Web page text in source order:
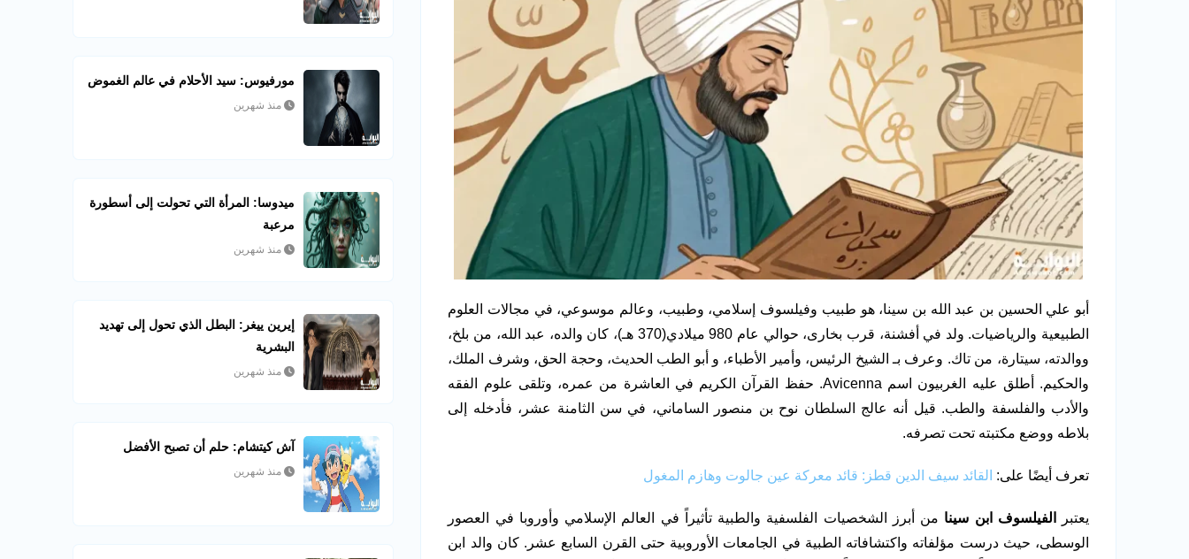
أبو علي الحسين بن عبد الله بن سينا، هو طبيب وفيلسوف إسلامي، وطبيب، وعالم موسوعي، في مجالات العلوم
الطبيعية والرياضيات. ولد في أفشنة، قرب بخارى، حوالي عام 980 ميلادي(370 هـ)، كان والده، عبد الله، من بلخ،
ووالدته، سيتارة، من تاك. وعرف بـ الشيخ الرئيس، وأمير الأطباء، و أبو الطب الحديث، وحجة الحق، وشرف الملك،
والحكيم. أطلق عليه الغربيون اسم Avicenna. حفظ القرآن الكريم في العاشرة من عمره، وتلقى علوم الفقه
والأدب والفلسفة والطب. قيل أنه عالج السلطان نوح بن منصور الساماني، في سن الثامنة عشر، فأدخله إلى
بلاطه ووضع مكتبته تحت تصرفه.
تعرف أيضًا على: القائد سيف الدين قطز: قائد معركة عين جالوت وهازم المغول
يعتبر الفيلسوف ابن سينا من أبرز الشخصيات الفلسفية والطبية تأثيراً في العالم الإسلامي وأوروبا في العصور
الوسطى، حيث درست مؤلفاته واكتشافاته الطبية في الجامعات الأوروبية حتى القرن السابع عشر. كان والد ابن
مورفيوس: سيد الأحلام في عالم الغموض
منذ شهرين
ميدوسا: المرأة التي تحولت إلى أسطورة
مرعبة
منذ شهرين
إيرين ييغر: البطل الذي تحول إلى تهديد
البشرية
منذ شهرين
آش كيتشام: حلم أن تصبح الأفضل
منذ شهرين